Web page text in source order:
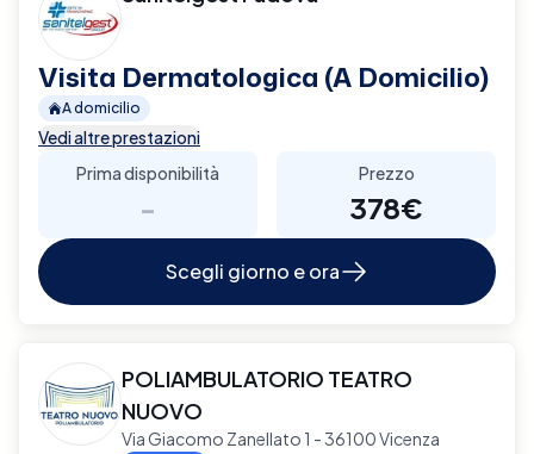
Visita Dermatologica (A Domicilio)
A domicilio
Vedi altre prestazioni
Prima disponibilità
-
Prezzo
378€
Scegli giorno e ora
POLIAMBULATORIO TEATRO
NUOVO
Via Giacomo Zanellato 1 - 36100 Vicenza